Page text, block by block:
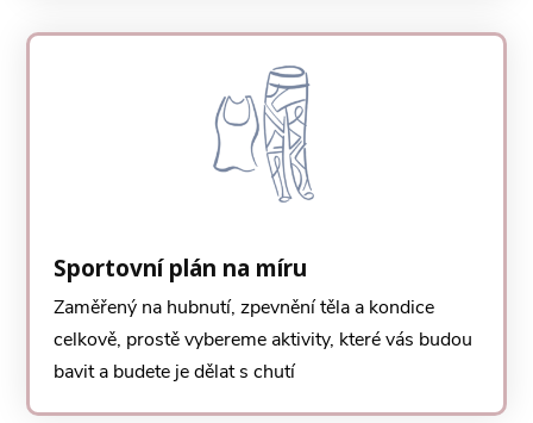
Sportovní plán na míru
Zaměřený na hubnutí, zpevnění těla a kondice
celkově, prostě vybereme aktivity, které vás budou
bavit a budete je dělat s chutí